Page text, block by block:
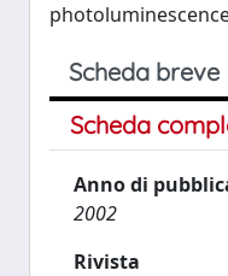
Scheda breve
Scheda
Anno di
2002
Rivista